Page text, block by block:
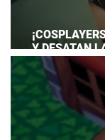
Y DESATAN
CONVENCIÓN